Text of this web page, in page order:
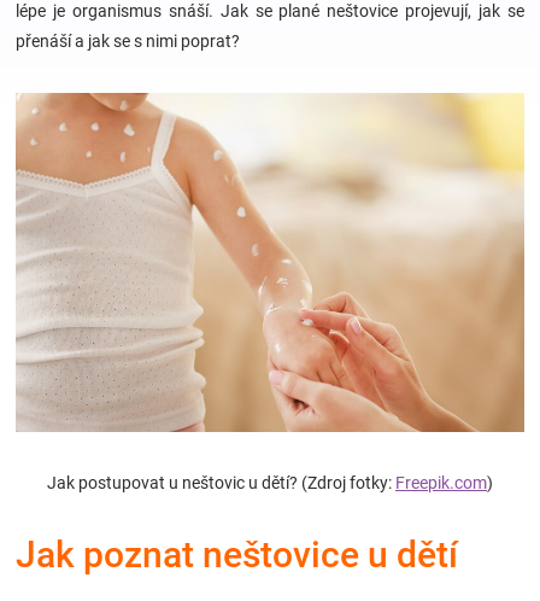
výbava
zábava
pro
děti
Těhotenské
lépe je organismus snáší. Jak se plané neštovice projevují, jak se
přenáší a jak se s nimi poprat?
Jak postupovat u neštovic u dětí? (Zdroj fotky: Freepik.com)
Jak poznat neštovice u dětí